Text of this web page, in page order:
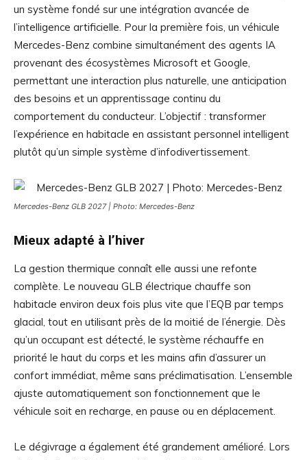
un système fondé sur une intégration avancée de
l’intelligence artificielle. Pour la première fois, un véhicule
Mercedes-Benz combine simultanément des agents IA
provenant des écosystèmes Microsoft et Google,
permettant une interaction plus naturelle, une anticipation
des besoins et un apprentissage continu du
comportement du conducteur. L’objectif : transformer
l’expérience en habitacle en assistant personnel intelligent
plutôt qu’un simple système d’infodivertissement.
Mercedes-Benz GLB 2027 | Photo: Mercedes-Benz
Mieux adapté à l’hiver
La gestion thermique connaît elle aussi une refonte
complète. Le nouveau GLB électrique chauffe son
habitacle environ deux fois plus vite que l’EQB par temps
glacial, tout en utilisant près de la moitié de l’énergie. Dès
qu’un occupant est détecté, le système réchauffe en
priorité le haut du corps et les mains afin d’assurer un
confort immédiat, même sans préclimatisation. L’ensemble
ajuste automatiquement son fonctionnement que le
véhicule soit en recharge, en pause ou en déplacement.
Le dégivrage a également été grandement amélioré. Lors